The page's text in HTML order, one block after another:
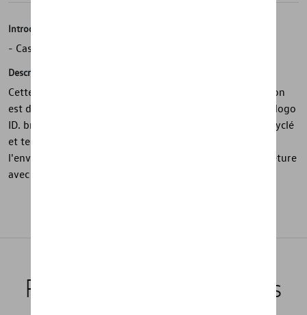
Introduction
- Casquette bleue simple à visière droite
Description
Cette casquette bleue simple de la collection ID. Collection
est dotée d'un rabat droit et d'un devant épuré avec un logo
ID. brodé en gris clair. Elle est fabriquée en polyester recyclé
et teintée avec des colorants respectueux de
l'environnement. La taille est réglable grâce à une fermeture
avec logo ID. gravé.
Produits recommandés